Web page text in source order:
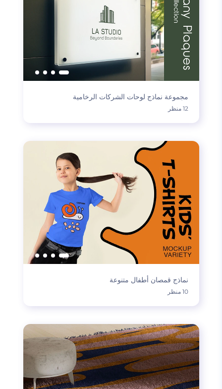
مجموعة نماذج لوحات الشركات الرخامية
12 منظر
نماذج قمصان أطفال متنوعة
10 منظر